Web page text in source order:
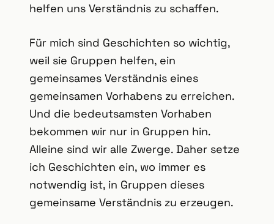
helfen uns Verständnis zu schaffen.
Für mich sind Geschichten so wichtig,
weil sie Gruppen helfen, ein
gemeinsames Verständnis eines
gemeinsamen Vorhabens zu erreichen.
Und die bedeutsamsten Vorhaben
bekommen wir nur in Gruppen hin.
Alleine sind wir alle Zwerge. Daher setze
ich Geschichten ein, wo immer es
notwendig ist, in Gruppen dieses
gemeinsame Verständnis zu erzeugen.